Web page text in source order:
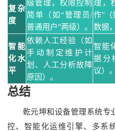
复杂
度
级管理，权限控制
简单（如“管理员/
普通用户”两级）。
理，
作”（
数据
智能
化水
平
依赖人工经验（如
手动制定维护计
划、人工分析故障
原因）。
智能
据分
议）。
总结
乾元坤和设备管理系统专
控、智能化运维引擎、多系